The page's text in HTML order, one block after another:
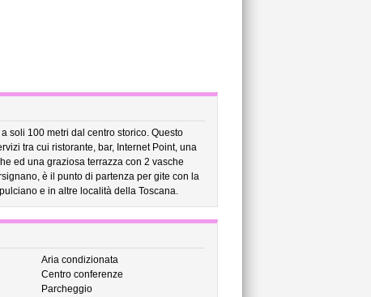
soli 100 metri dal centro storico. Questo
tra cui ristorante, bar, Internet Point, una
ed una graziosa terrazza con 2 vasche
è il punto di partenza per gite con la
e in altre località della Toscana.
Aria condizionata
Centro conferenze
Parcheggio